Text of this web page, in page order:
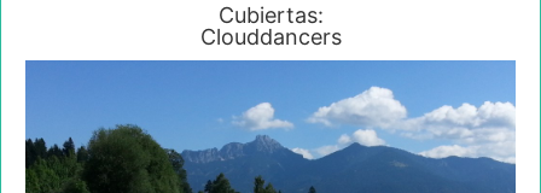
Cubiertas:
Clouddancers